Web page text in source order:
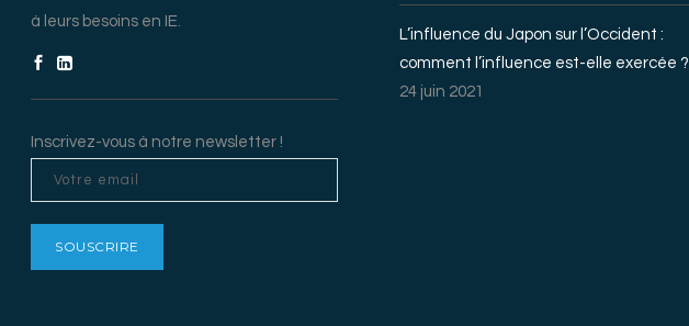
à leurs besoins en IE.
Inscrivez-vous à notre newsletter !
L’influence du Japon sur l’Occident :
comment l’influence est-elle exercée ?
24 juin 2021